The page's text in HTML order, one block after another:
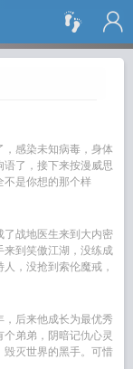
搜 索
感染未知病毒，身体
了，接下来按漫威思
不是你想的那个样
了战地医生来到大内密
来到笑傲江湖，没练成
，没抢到索伦魔戒，
后来他成长为最优秀
弟弟，阴暗记仇心灵
毁灭世界的黑手。可惜